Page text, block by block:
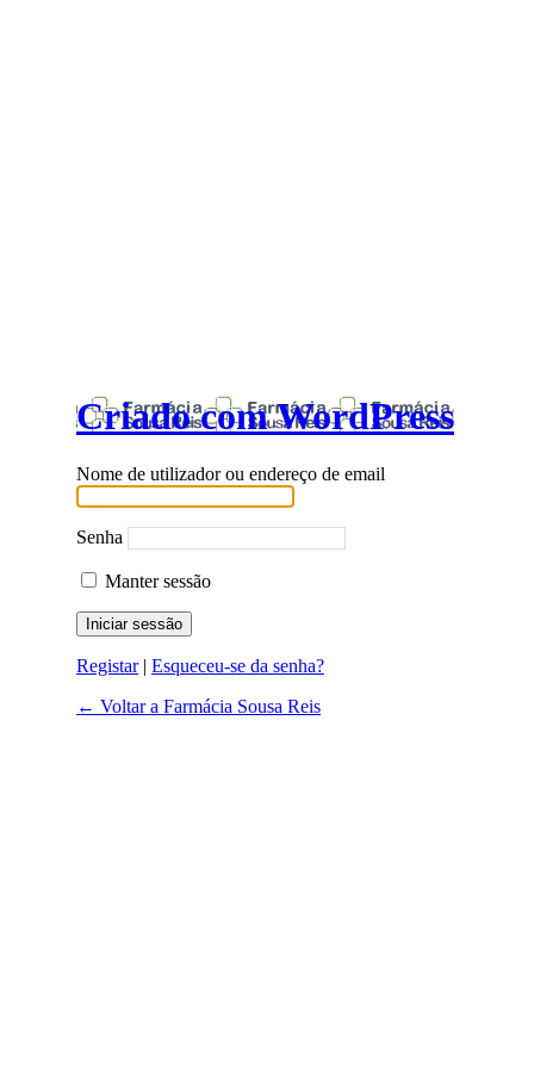
Criado com WordPress
Nome de utilizador ou endereço de email
Senha
Manter sessão
Registar| Esqueceu-se da senha?
← Voltar a Farmácia Sousa Reis